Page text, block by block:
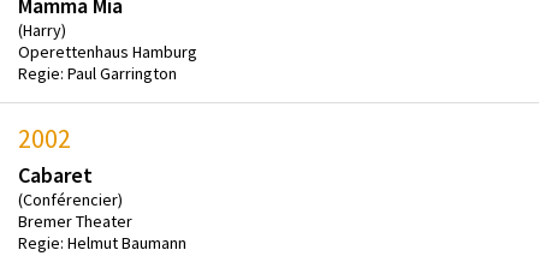
Mamma Mia
(Harry)
Operettenhaus Hamburg
Regie: Paul Garrington
2002
Cabaret
(Conférencier)
Bremer Theater
Regie: Helmut Baumann